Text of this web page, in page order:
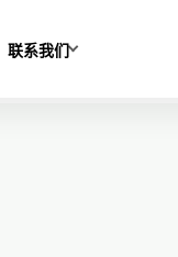
联系我们